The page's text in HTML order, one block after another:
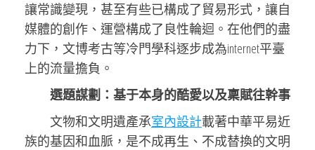
讓常識變現，甚至有些已構成了貿易形式，讓自
媒體的創作、運營構成了良性輪迴。在他們的盡
力下，文博考古等冷門學科逐步成為internet平臺
上的流量擔負。
選題謀劃：基于本身的酷愛以及稟賦往幹事
文物和文明遺產承室內設計載著中華平易近
族的基因和血脈，是不成再生、不成替換的文明